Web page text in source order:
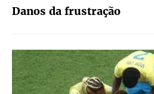
Danos da frustração